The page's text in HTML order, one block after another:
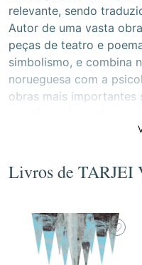
relevante, sendo
Autor de uma vasta
peças de teatro e
simbolismo, e combina
norueguesa com a
obras mais importantes
1953, e os romances
Conselho Nórdico de
Livros de TARJEI